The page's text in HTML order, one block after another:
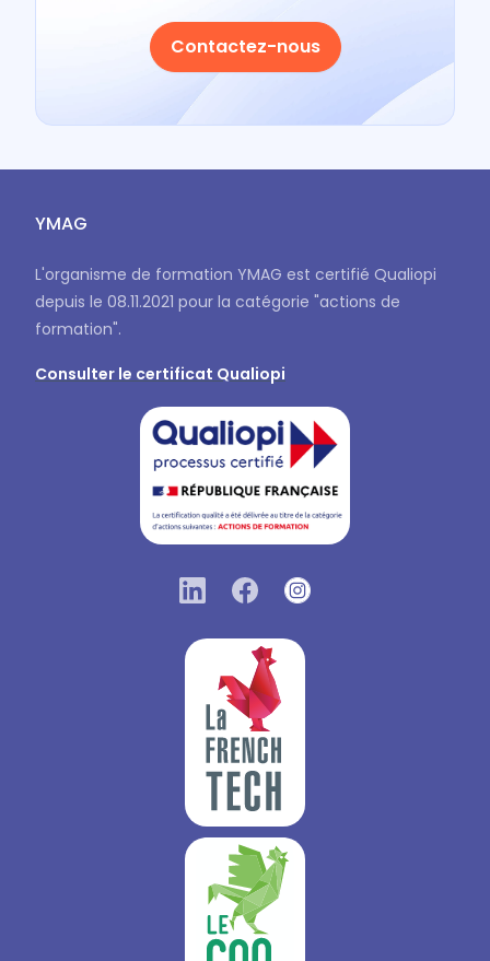
Contactez-nous
YMAG
L'organisme de formation YMAG est certifié Qualiopi
depuis le 08.11.2021 pour la catégorie "actions de
formation".
Consulter le certificat Qualiopi